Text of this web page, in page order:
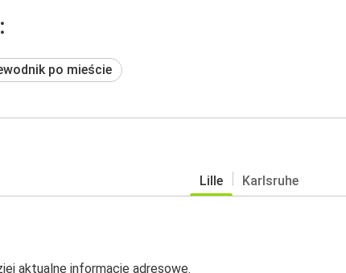
po mieście
Lille Karlsruhe
aktualne informacje adresowe.